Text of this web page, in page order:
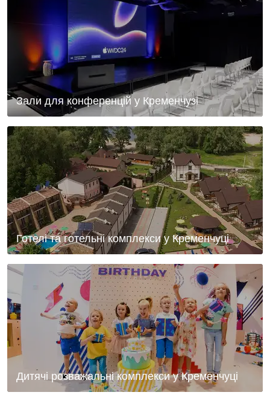
Зали для конференцій у Кременчузі
Готелі та готельні комплекси у Кременчуці
Дитячі розважальні комплекси у Кременчуці